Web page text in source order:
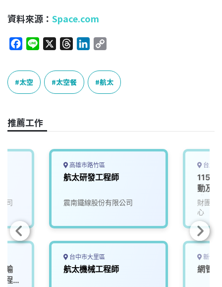
資料來源： Space.com
c
e
b
o
k
e
r
e
a
n
e
n
p
y
L
k
太空 太空餐 航太
推薦工作
司
輸
程
高雄市路竹區
航太研發工程師
震南鐵線股份有限公司
台中市大里區
航太機械工程師
台北
動及
發署-
財團法
心
新竹
網管